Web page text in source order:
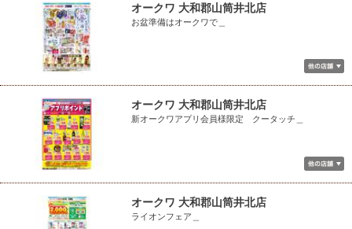
オークワ 大和郡山筒井北店
お盆準備はオークワで＿
オークワ 大和郡山筒井北店
新オークワアプリ会員様限定 クータッチ＿
オークワ 大和郡山筒井北店
ライオンフェア＿